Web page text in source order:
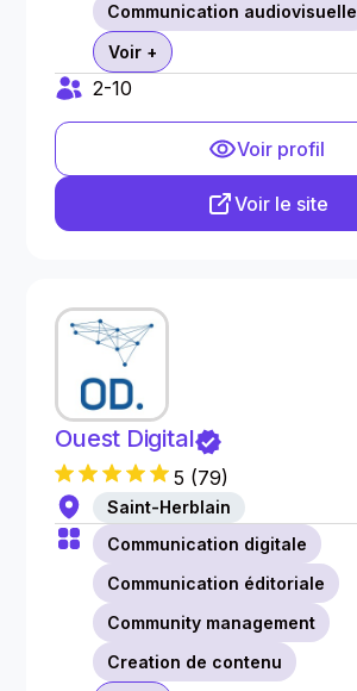
Communication audiovisuelle
Voir +
2-10
Voir profil
Voir le site
Ouest Digital
5 (79)
Saint-Herblain
Communication digitale
Communication éditoriale
Community management
Creation de contenu